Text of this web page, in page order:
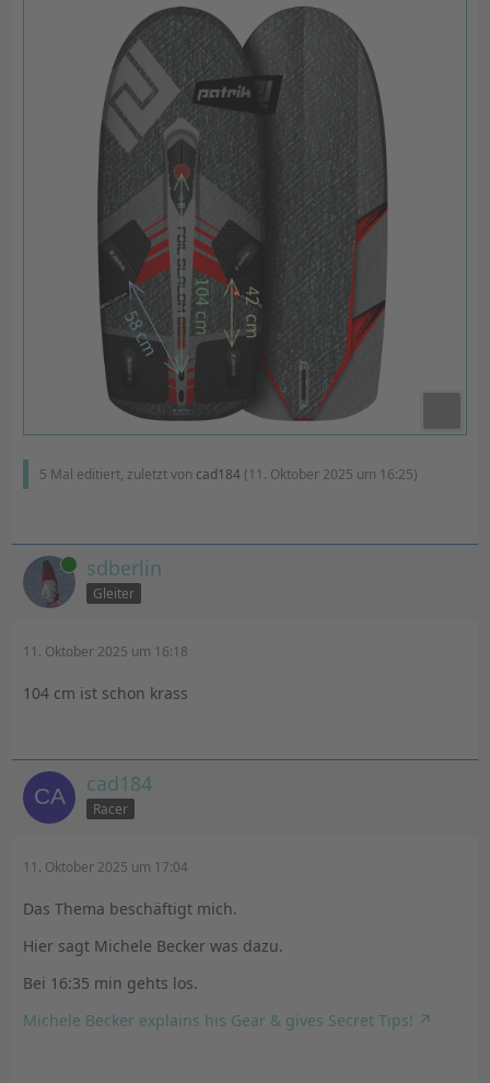
5 Mal editiert, zuletzt von cad184 (11. Oktober 2025 um 16:25)
Online sdberlin
Gleiter
11. Oktober 2025 um 16:18
104 cm ist schon krass
cad184
Racer
11. Oktober 2025 um 17:04
Das Thema beschäftigt mich.
Hier sagt Michele Becker was dazu.
Bei 16:35 min gehts los.
Michele Becker explains his Gear & gives Secret Tips!